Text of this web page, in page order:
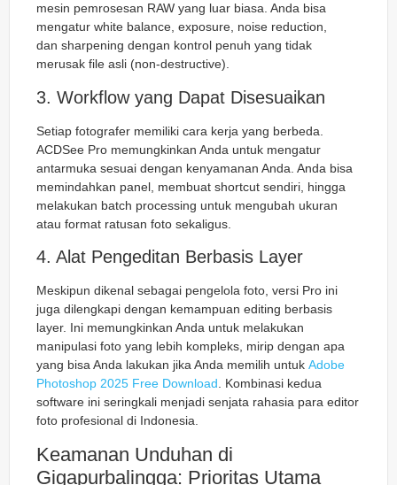
mesin pemrosesan RAW yang luar biasa. Anda bisa
mengatur white balance, exposure, noise reduction,
dan sharpening dengan kontrol penuh yang tidak
merusak file asli (non-destructive).
3. Workflow yang Dapat Disesuaikan
Setiap fotografer memiliki cara kerja yang berbeda.
ACDSee Pro memungkinkan Anda untuk mengatur
antarmuka sesuai dengan kenyamanan Anda. Anda bisa
memindahkan panel, membuat shortcut sendiri, hingga
melakukan batch processing untuk mengubah ukuran
atau format ratusan foto sekaligus.
4. Alat Pengeditan Berbasis Layer
Meskipun dikenal sebagai pengelola foto, versi Pro ini
juga dilengkapi dengan kemampuan editing berbasis
layer. Ini memungkinkan Anda untuk melakukan
manipulasi foto yang lebih kompleks, mirip dengan apa
yang bisa Anda lakukan jika Anda memilih untuk Adobe
Photoshop 2025 Free Download. Kombinasi kedua
software ini seringkali menjadi senjata rahasia para editor
foto profesional di Indonesia.
Keamanan Unduhan di
Gigapurbalingga: Prioritas Utama